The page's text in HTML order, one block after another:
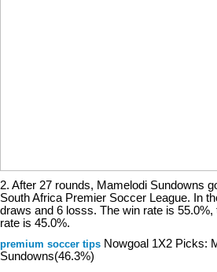
2. After 27 rounds, Mamelodi Sundowns
South Africa Premier Soccer League. In
draws and 6 losss. The win rate is
rate is 45.0%.
premium soccer tips Nowgoal 1X2 Picks:
Sundowns(46.3%)